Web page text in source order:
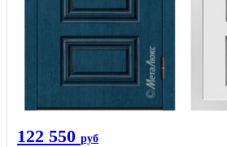
122 550 руб